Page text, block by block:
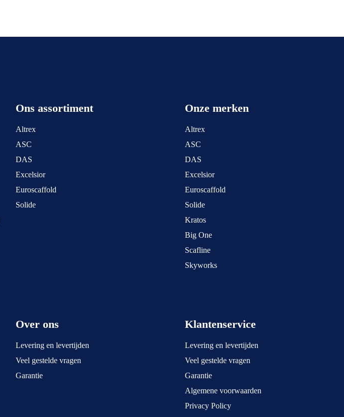
Ons assortiment
Altrex
ASC
DAS
Excelsior
Euroscaffold
Solide
Onze merken
Altrex
ASC
DAS
Excelsior
Euroscaffold
Solide
Kratos
Big One
Scafline
Skyworks
Over ons
Levering en levertijden
Veel gestelde vragen
Garantie
Klantenservice
Levering en levertijden
Veel gestelde vragen
Garantie
Algemene voorwaarden
Privacy Policy